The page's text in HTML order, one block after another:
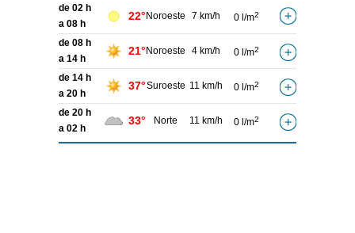
de 02 h
a 08 h
22° Noroeste 7 km/h 0 l/m2
de 08 h
a 14 h
21° Noroeste 4 km/h 0 l/m2
de 14 h
a 20 h
37°Suroeste 11 km/h 0 l/m2
de 20 h
a 02 h
33° Norte 11 km/h 0 l/m2